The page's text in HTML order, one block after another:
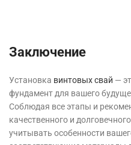
Заключение
Установка винтовых свай —
фундамент для вашего
Соблюдая все этапы и
качественного и
учитывать особенности